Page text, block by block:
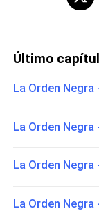
Último
La Orden
La Orden
La Orden
La Orden